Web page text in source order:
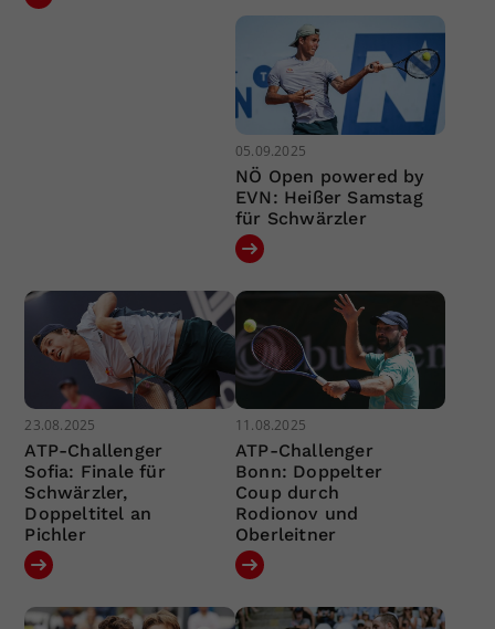
05.09.2025
NÖ Open powered by
EVN: Heißer Samstag
für Schwärzler
23.08.2025
ATP-Challenger
Sofia: Finale für
Schwärzler,
Doppeltitel an
Pichler
11.08.2025
ATP-Challenger
Bonn: Doppelter
Coup durch
Rodionov und
Oberleitner